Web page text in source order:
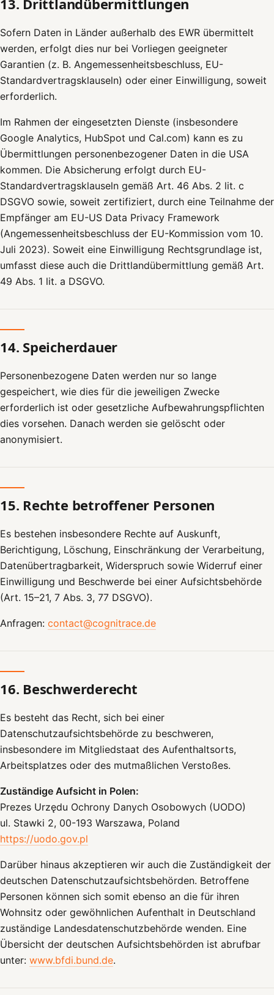
13. Drittlandübermittlungen
Sofern Daten in Länder außerhalb des EWR übermittelt
werden, erfolgt dies nur bei Vorliegen geeigneter
Garantien (z. B. Angemessenheitsbeschluss, EU-
Standardvertragsklauseln) oder einer Einwilligung, soweit
erforderlich.
Im Rahmen der eingesetzten Dienste (insbesondere
Google Analytics, HubSpot und Cal.com) kann es zu
Übermittlungen personenbezogener Daten in die USA
kommen. Die Absicherung erfolgt durch EU-
Standardvertragsklauseln gemäß Art. 46 Abs. 2 lit. c
DSGVO sowie, soweit zertifiziert, durch eine Teilnahme der
Empfänger am EU-US Data Privacy Framework
(Angemessenheitsbeschluss der EU-Kommission vom 10.
Juli 2023). Soweit eine Einwilligung Rechtsgrundlage ist,
umfasst diese auch die Drittlandübermittlung gemäß Art.
49 Abs. 1 lit. a DSGVO.
14. Speicherdauer
Personenbezogene Daten werden nur so lange
gespeichert, wie dies für die jeweiligen Zwecke
erforderlich ist oder gesetzliche Aufbewahrungspflichten
dies vorsehen. Danach werden sie gelöscht oder
anonymisiert.
15. Rechte betroffener Personen
Es bestehen insbesondere Rechte auf Auskunft,
Berichtigung, Löschung, Einschränkung der Verarbeitung,
Datenübertragbarkeit, Widerspruch sowie Widerruf einer
Einwilligung und Beschwerde bei einer Aufsichtsbehörde
(Art. 15–21, 7 Abs. 3, 77 DSGVO).
Anfragen: contact@cognitrace.de
16. Beschwerderecht
Es besteht das Recht, sich bei einer
Datenschutzaufsichtsbehörde zu beschweren,
insbesondere im Mitgliedstaat des Aufenthaltsorts,
Arbeitsplatzes oder des mutmaßlichen Verstoßes.
Zuständige Aufsicht in Polen:
Prezes Urzędu Ochrony Danych Osobowych (UODO)
ul. Stawki 2, 00-193 Warszawa, Poland
https://uodo.gov.pl
Darüber hinaus akzeptieren wir auch die Zuständigkeit der
deutschen Datenschutzaufsichtsbehörden. Betroffene
Personen können sich somit ebenso an die für ihren
Wohnsitz oder gewöhnlichen Aufenthalt in Deutschland
zuständige Landesdatenschutzbehörde wenden. Eine
Übersicht der deutschen Aufsichtsbehörden ist abrufbar
unter: www.bfdi.bund.de.